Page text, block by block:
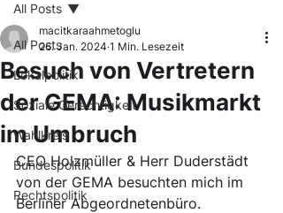
All Posts
Lokalpolitik
Soziale Gerechtigkeit
Wahlkreis
Bundespolitik
Rechtspolitik
All Posts
Besuch von Vertretern
der GEMA: Musikmarkt
im Umbruch
macitkaraahmetoglu
26. Jan. 2024 1 Min. Lesezeit
CEO Holzmüller & Herr Duderstädt
von der GEMA besuchten mich im
Berliner Abgeordnetenbüro.